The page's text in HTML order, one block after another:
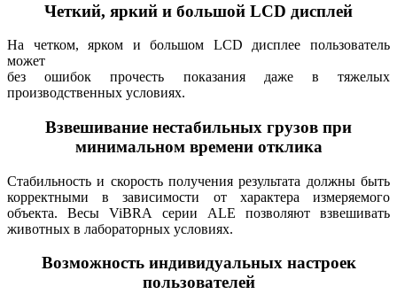
Четкий, яркий и большой LCD дисплей
На четком, ярком и большом LCD дисплее пользователь
может
без ошибок прочесть показания даже в тяжелых
производственных условиях.
Взвешивание нестабильных грузов при
минимальном времени отклика
Стабильность и скорость получения результата должны быть
корректными в зависимости от характера измеряемого
объекта. Весы ViBRA серии ALE позволяют взвешивать
животных в лабораторных условиях.
Возможность индивидуальных настроек
пользователей